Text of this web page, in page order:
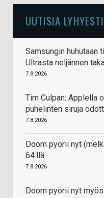
UUTISIA LYHYESTI
Samsungin huhutaan
Ultrasta neljännen
7.8.2026
Tim Culpan: Applella
puhelinten siruja
7.8.2026
Doom pyörii nyt
64:llä
7.8.2026
Doom pyörii nyt